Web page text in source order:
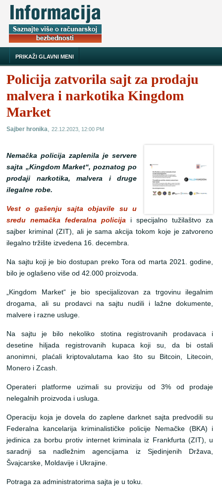
PRIKAŽI GLAVNI MENI
Policija zatvorila sajt za prodaju
malvera i narkotika Kingdom
Market
Sajber hronika,22.12.2023, 12:00 PM
Nemačka policija zaplenila je servere
sajta „Kingdom Market“, poznatog po
prodaji narkotika, malvera i druge
ilegalne robe.
Vest o gašenju sajta objavile su u
sredu nemačka federalna policija i specijalno tužilaštvo za
sajber kriminal (ZIT), ali je sama akcija tokom koje je zatvoreno
ilegalno tržište izvedena 16. decembra.
Na sajtu koji je bio dostupan preko Tora od marta 2021. godine,
bilo je oglašeno više od 42.000 proizvoda.
„Kingdom Market“ je bio specijalizovan za trgovinu ilegalnim
drogama, ali su prodavci na sajtu nudili i lažne dokumente,
malvere i razne usluge.
Na sajtu je bilo nekoliko stotina registrovanih prodavaca i
desetine hiljada registrovanih kupaca koji su, da bi ostali
anonimni, plaćali kriptovalutama kao što su Bitcoin, Litecoin,
Monero i Zcash.
Operateri platforme uzimali su proviziju od 3% od prodaje
nelegalnih proizvoda i usluga.
Operaciju koja je dovela do zaplene darknet sajta predvodili su
Federalna kancelarija kriminalističke policije Nemačke (BKA) i
jedinica za borbu protiv internet kriminala iz Frankfurta (ZIT), u
saradnji sa nadležnim agencijama iz Sjedinjenih Država,
Švajcarske, Moldavije i Ukrajine.
Potraga za administratorima sajta je u toku.